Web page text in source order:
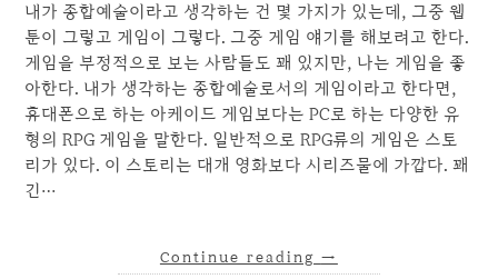
내가 종합예술이라고 생각하는 건 몇 가지가 있는데, 그중 웹
툰이 그렇고 게임이 그렇다. 그중 게임 얘기를 해보려고 한다.
게임을 부정적으로 보는 사람들도 꽤 있지만, 나는 게임을 좋
아한다. 내가 생각하는 종합예술로서의 게임이라고 한다면,
휴대폰으로 하는 아케이드 게임보다는 PC로 하는 다양한 유
형의 RPG 게임을 말한다. 일반적으로 RPG류의 게임은 스토
리가 있다. 이 스토리는 대개 영화보다 시리즈물에 가깝다. 꽤
긴…
Continue reading →